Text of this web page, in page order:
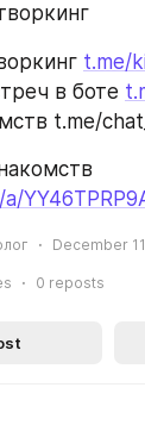
t.me/
в боте
t.me/
December
0 reposts